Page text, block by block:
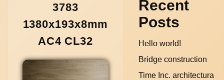
3783
1380x193x8mm
AC4 CL32
Recent
Posts
Hello world!
Bridge construction
Time Inc. architectura